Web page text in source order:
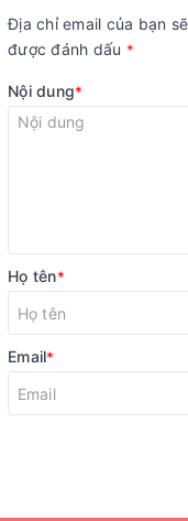
Địa chỉ email của bạn
được đánh dấu *
Nội dung*
Họ tên*
Email*